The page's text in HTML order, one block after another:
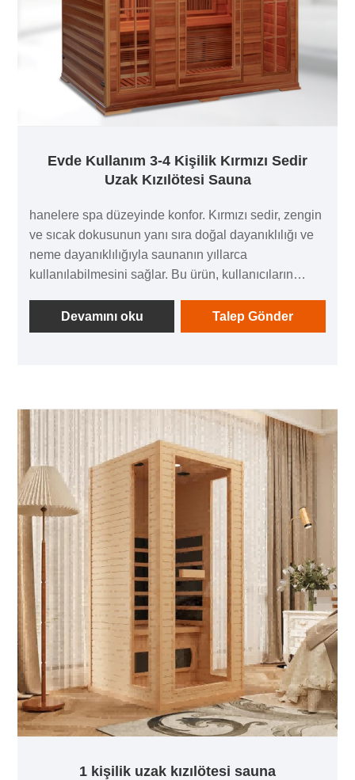
Evde Kullanım 3-4 Kişilik Kırmızı Sedir
Uzak Kızılötesi Sauna
hanelere spa düzeyinde konfor. Kırmızı sedir, zengin
ve sıcak dokusunun yanı sıra doğal dayanıklılığı ve
neme dayanıklılığıyla saunanın yıllarca
kullanılabilmesini sağlar. Bu ürün, kullanıcıların
olanak tanıyan ayarlanabilir bir sıcaklık özelliğiyle
birlikte gelir. Evde Kullanım 3-4 Kişilik Kırmızı Sedir
Ailelerin veya küçük grupların paylaşması için uygun
olup bağları güçlendirmek ve gençleşmek için rahat
bir alan görevi görür. Biz sauna üretiminde
uzmanlaşmış, Suzhou, Çin merkezli profesyonel bir
üreticiyiz. Ürünlerimiz dünya çapında düzinelerce
ülkeye ihraç edilmektedir ve kişiselleştirilmiş
ihtiyaçları karşılamak için görünüm, malzeme, ahşap
kaplamalar ve ek özelliklerde ayarlamalar dahil
olmak üzere kişiselleştirme hizmetleri sunuyoruz. Bu
saunayı evde kurmak sağlığa yapılan bir yatırımdır:
spa veya spor salonlarına gitmeden düzenli sauna
seanslarının keyfini çıkarmanıza olanak tanır. Kasları
rahatlatır ve egzersiz sonrası iyileşmeyi destekler ve
ayrıca hafta sonları kitap okumak, meditasyon
yapmak veya sevdiklerinizle rahatlamak için sessiz
bir dinlenme yeri olarak da kullanılabilir.
Devamını oku Talep Gönder
1 kişilik uzak kızılötesi sauna